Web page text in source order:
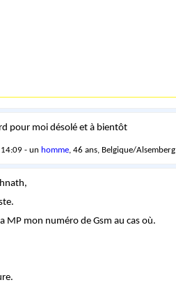
pour moi désolé et à bientôt
- un homme, 46 ans, Belgique/Alsemberg
MP mon numéro de Gsm au cas où.